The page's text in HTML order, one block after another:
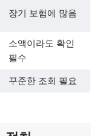
장기 보험에 많음
소액이라도 확인
필수
꾸준한 조회 필요